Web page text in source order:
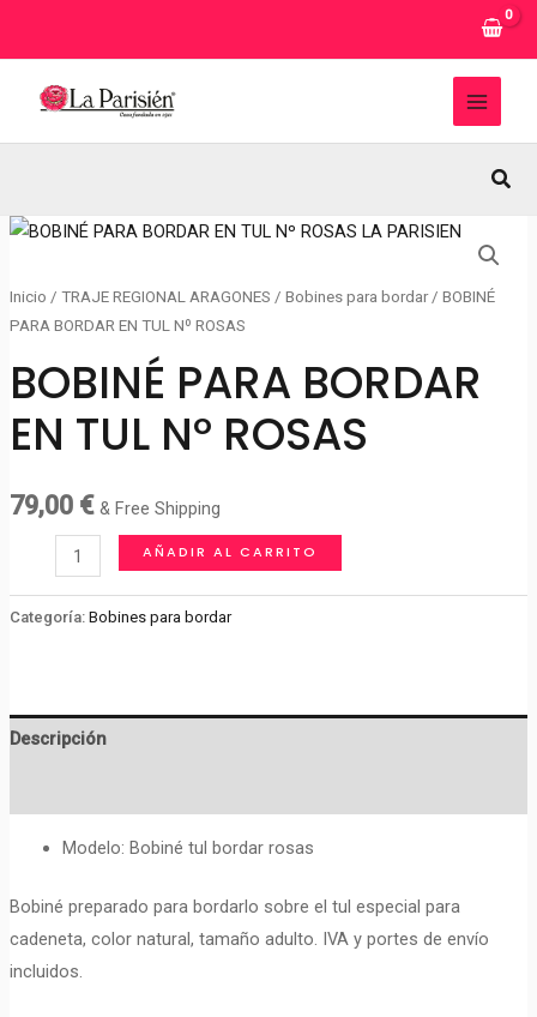
MAIN
Inicio / TRAJE REGIONAL ARAGONES / Bobines para bordar/ BOBINÉ
PARA BORDAR EN TUL Nº ROSAS
BOBINÉ PARA BORDAR
EN TUL Nº ROSAS
79,00 € & Free Shipping
BORDAR
Nº
ROSAS
AÑADIR AL CARRITO
Categoría: Bobines para bordar
Descripción
Modelo: Bobiné tul bordar rosas
Bobiné preparado para bordarlo sobre el tul especial para
cadeneta, color natural, tamaño adulto. IVA y portes de envío
incluidos.